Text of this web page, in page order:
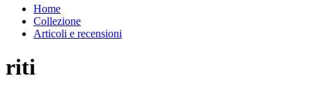
Home
Collezione
Articoli e recensioni
riti